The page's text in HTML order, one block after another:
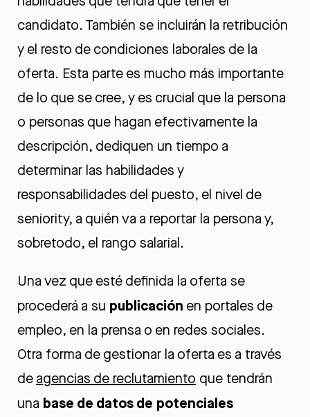
candidato. También se incluirán la retribución
y el resto de condiciones laborales de la
oferta. Esta parte es mucho más importante
de lo que se cree, y es crucial que la persona
o personas que hagan efectivamente la
descripción, dediquen un tiempo a
determinar las habilidades y
responsabilidades del puesto, el nivel de
seniority, a quién va a reportar la persona y,
sobretodo, el rango salarial.
Una vez que esté definida la oferta se
procederá a su publicación en portales de
empleo, en la prensa o en redes sociales.
Otra forma de gestionar la oferta es a través
deagencias de reclutamiento que tendrán
una base de datos de potenciales